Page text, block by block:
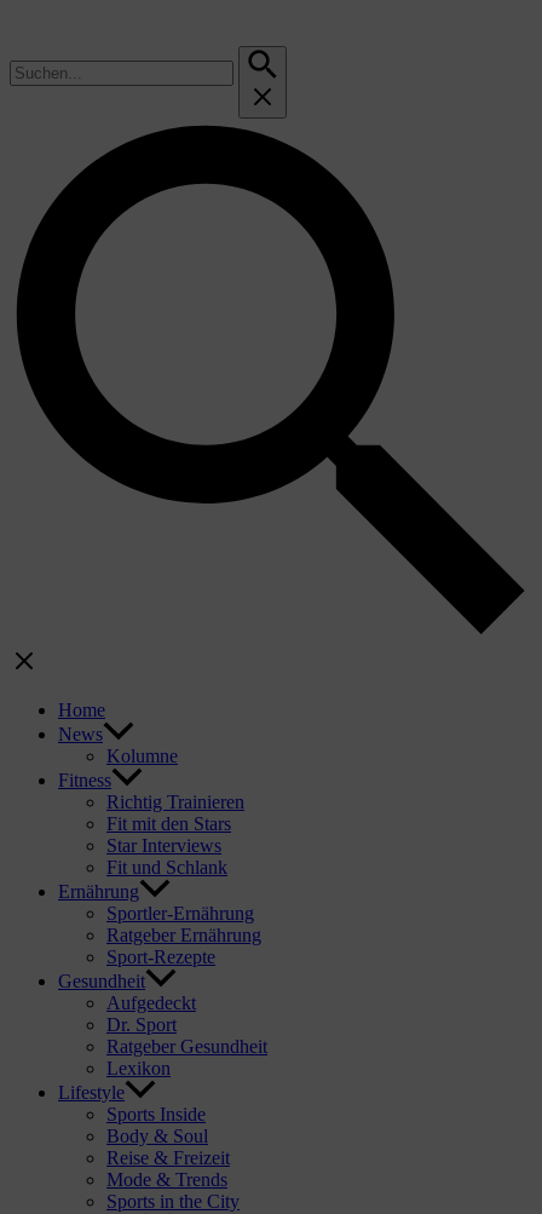
nach:
Home
News
Kolumne
Fitness
Richtig Trainieren
Fit mit den Stars
Star Interviews
Fit und Schlank
Ernährung
Sportler-Ernährung
Ratgeber Ernährung
Sport-Rezepte
Gesundheit
Aufgedeckt
Dr. Sport
Ratgeber Gesundheit
Lexikon
Lifestyle
Sports Inside
Body & Soul
Reise & Freizeit
Mode & Trends
Sports in the City